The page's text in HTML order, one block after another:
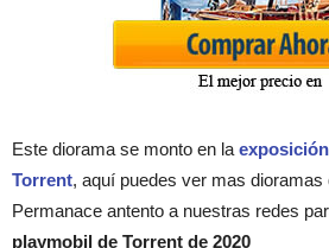
Este diorama se monto en la
Torrent, aquí puedes ver mas dioramas
Permanace antento a nuestras redes
playmobil de Torrent de 2020